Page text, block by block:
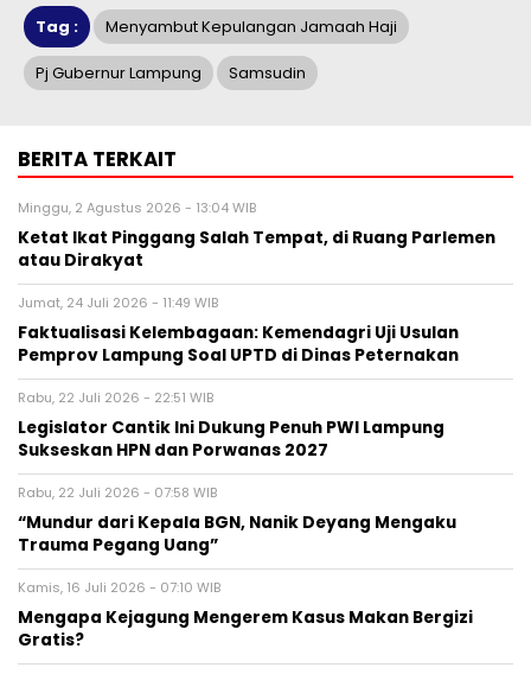
Tag : Menyambut Kepulangan Jamaah Haji
Pj Gubernur Lampung Samsudin
BERITA TERKAIT
Minggu, 2 Agustus 2026 - 13:04 WIB
Ketat Ikat Pinggang Salah Tempat, di Ruang Parlemen
atau Dirakyat
Jumat, 24 Juli 2026 - 11:49 WIB
Faktualisasi Kelembagaan: Kemendagri Uji Usulan
Pemprov Lampung Soal UPTD di Dinas Peternakan
Rabu, 22 Juli 2026 - 22:51 WIB
Legislator Cantik Ini Dukung Penuh PWI Lampung
Sukseskan HPN dan Porwanas 2027
Rabu, 22 Juli 2026 - 07:58 WIB
“Mundur dari Kepala BGN, Nanik Deyang Mengaku
Trauma Pegang Uang”
Kamis, 16 Juli 2026 - 07:10 WIB
Mengapa Kejagung Mengerem Kasus Makan Bergizi
Gratis?